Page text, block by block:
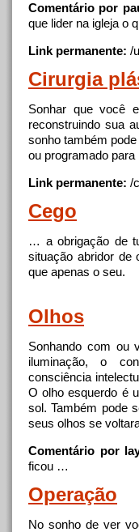
Comentário por
que lider na igleja o
Link permanente: /
Cirurgia
Sonhar que você
reconstruindo sua
sonho também
ou programado para
Link permanente: /
Cego
… a obrigação de
situação abridor de
que apenas o seu.
Olhos
Sonhando com ou
iluminação, o
consciência
Oolho esquerdo é
sol. Também pode
seus olhos se
Comentário por
ficou …
Operação
No sonho de ver